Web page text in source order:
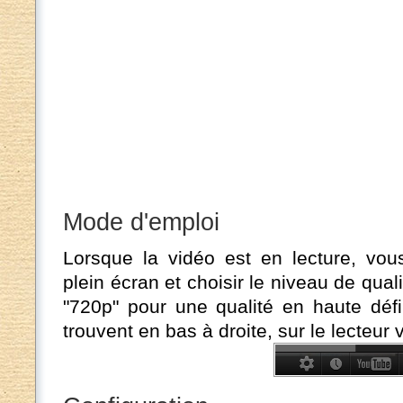
Mode d'emploi
Lorsque la vidéo est en lecture,
plein écran et choisir le niveau de
"720p" pour une qualité en haute
trouvent en bas à droite, sur le lecteur